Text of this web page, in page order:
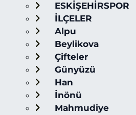
ESKİŞEHİRSPOR
İLÇELER
Alpu
Beylikova
Çifteler
Günyüzü
Han
İnönü
Mahmudiye